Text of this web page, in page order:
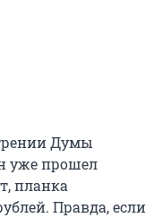
Думы
уже прошел
планка
Правда, если